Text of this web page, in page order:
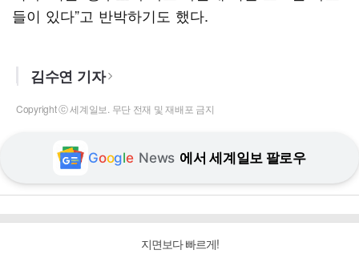
들이 있다”고 반박하기도 했다.
김수연 기자
Copyright ⓒ 세계일보. 무단 전재 및 재배포 금지
Google News 에서 세계일보 팔로우
지면보다 빠르게!